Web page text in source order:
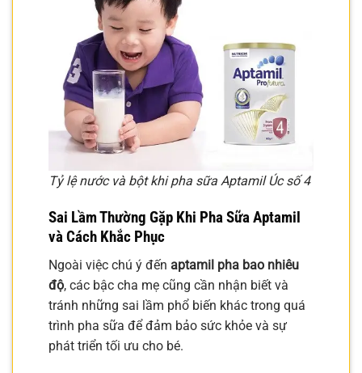
Tỷ lệ nước và bột khi pha sữa Aptamil Úc số 4
Sai Lầm Thường Gặp Khi Pha Sữa Aptamil
và Cách Khắc Phục
Ngoài việc chú ý đến aptamil pha bao nhiêu
độ, các bậc cha mẹ cũng cần nhận biết và
tránh những sai lầm phổ biến khác trong quá
trình pha sữa để đảm bảo sức khỏe và sự
phát triển tối ưu cho bé.